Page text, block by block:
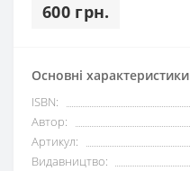
600 грн.
Основні характеристики
ISBN:
Автор:
Артикул:
Видавництво: